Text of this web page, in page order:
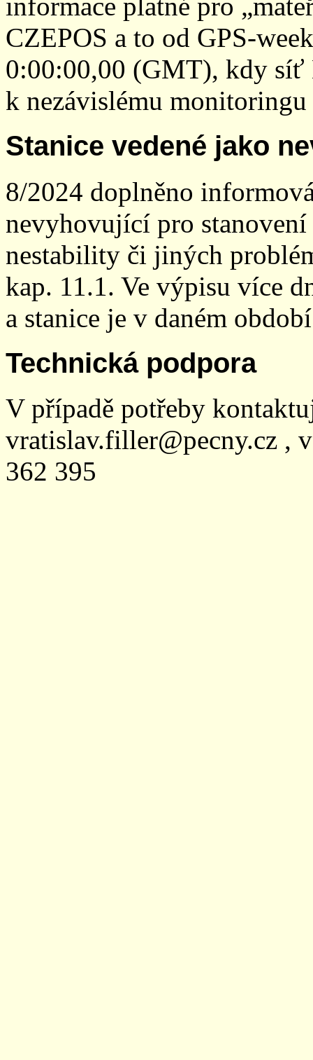
informace platné pro
CZEPOS a to od GPS-
0:00:00,00 (GMT), kdy síť
k nezávislému
Stanice vedené jako
8/2024 doplněno
nevyhovující pro
nestability či jiných
kap. 11.1. Ve výpisu více
a stanice je v daném
Technická podpora
V případě potřeby
vratislav.filler@pecny.cz ,
362 395